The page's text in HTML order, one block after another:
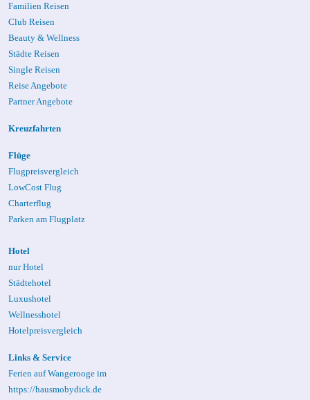
Familien Reisen
Club Reisen
Beauty & Wellness
Städte Reisen
Single Reisen
Reise Angebote
Partner Angebote
Kreuzfahrten
Flüge
Flugpreisvergleich
LowCost Flug
Charterflug
Parken am Flugplatz
Hotel
nur Hotel
Städtehotel
Luxushotel
Wellnesshotel
Hotelpreisvergleich
Links & Service
Ferien auf Wangerooge im
https://hausmobydick.de